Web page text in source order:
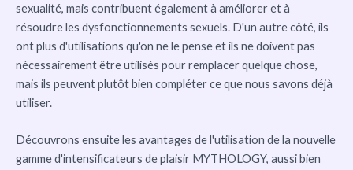
sexualité, mais contribuent également à améliorer et à
résoudre les dysfonctionnements sexuels. D'un autre côté, ils
ont plus d'utilisations qu'on ne le pense et ils ne doivent pas
nécessairement être utilisés pour remplacer quelque chose,
mais ils peuvent plutôt bien compléter ce que nous savons déjà
utiliser.
Découvrons ensuite les avantages de l'utilisation de la nouvelle
gamme d'intensificateurs de plaisir MYTHOLOGY, aussi bien